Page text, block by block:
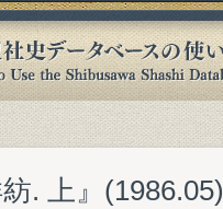
. 上』(1986.05)